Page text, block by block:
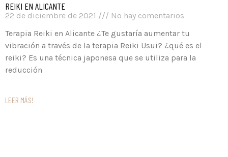
REIKI EN ALICANTE
22 de diciembre de 2021
No hay comentarios
Terapia Reiki en Alicante ¿Te gustaría aumentar tu
vibración a través de la terapia Reiki Usui? ¿qué es el
reiki? Es una técnica japonesa que se utiliza para la
reducción
LEER MÁS!